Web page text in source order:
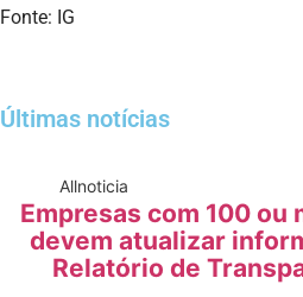
Fonte: IG
Últimas notícias
Allnoticia
Empresas com 100 ou
devem atualizar
Relatório de